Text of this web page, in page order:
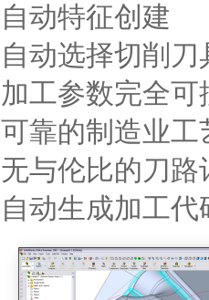
自动特征创建
自动选择切削
加工参数完全
可靠的制造业
无与伦比的刀路
自动生成加工代